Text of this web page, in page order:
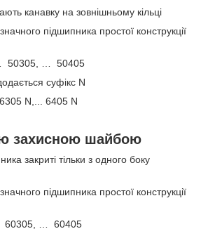
канавку на зовнішньому кільці
підшипника простої конструкції
50305, … 50405
суфікс N
N,... 6405 N
захисною шайбою
закриті тільки з одного боку
підшипника простої конструкції
… 60405